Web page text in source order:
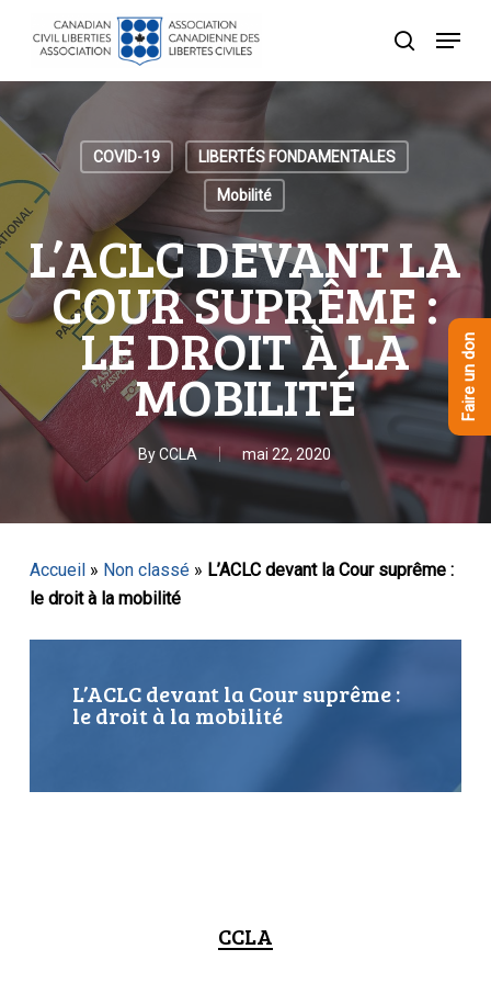
recherche
Menu
COVID-19 LIBERTÉS FONDAMENTALES
Mobilité
L’ACLC DEVANT LA
COUR SUPRÊME :
LE DROIT À LA
MOBILITÉ
ByCCLA mai 22, 2020
Accueil» Non classé» L’ACLC devant la Cour suprême :
le droit à la mobilité
L’ACLC devant la Cour suprême :
le droit à la mobilité
CCLA
Faire un don